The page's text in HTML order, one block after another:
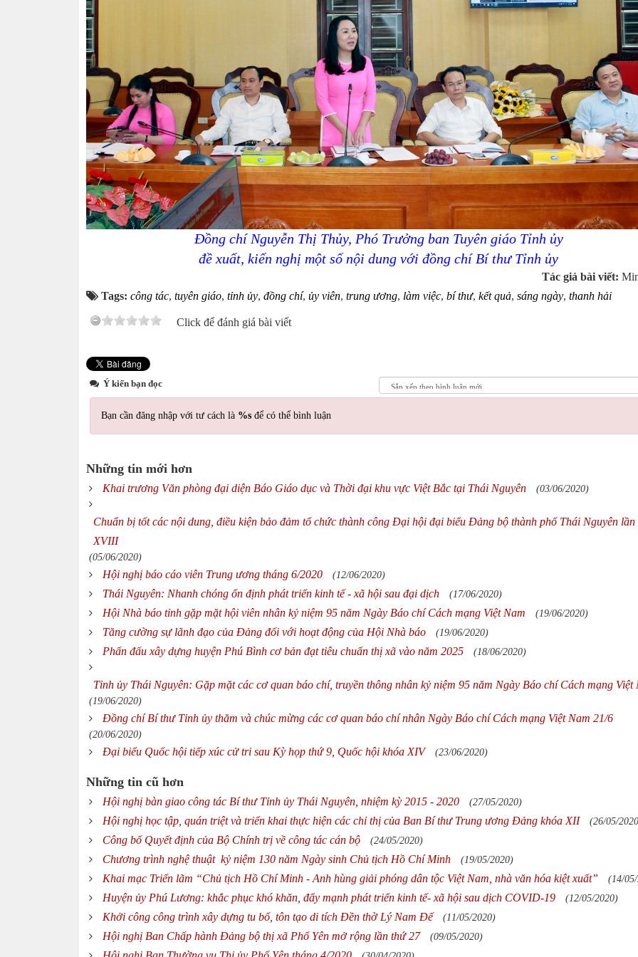
Đồng chí Nguyễn Thị Thủy, Phó Trưởng ban Tuyên giáo Tỉnh ủy
đề xuất, kiến nghị một số nội dung với đồng chí Bí thư Tỉnh ủy
Tác giả bài viết:
Tags: công tác, tuyên giáo, tỉnh ủy, đồng chí, ủy viên, trung ương, làm việc, bí thư, kết quả, sáng ngày, thanh hải
Click để đánh giá bài viết
Ý kiến bạn đọc
Bạn cần đăng nhập với tư cách là %s để có thể bình luận
Những tin mới hơn
Khai trương Văn phòng đại diện Báo Giáo dục và Thời đại khu vực Việt Bắc tại Thái Nguyên (03/06/2020)
Chuẩn bị tốt các nội dung, điều kiện bảo đảm tổ chức thành công Đại hội đại biểu Đảng bộ thành phố Thái Nguyên lần
XVIII
(05/06/2020)
Hội nghị báo cáo viên Trung ương tháng 6/2020 (12/06/2020)
Thái Nguyên: Nhanh chóng ổn định phát triển kinh tế - xã hội sau đại dịch (17/06/2020)
Hội Nhà báo tỉnh gặp mặt hội viên nhân kỷ niệm 95 năm Ngày Báo chí Cách mạng Việt Nam (19/06/2020)
Tăng cường sự lãnh đạo của Đảng đối với hoạt động của Hội Nhà báo (19/06/2020)
Phấn đấu xây dựng huyện Phú Bình cơ bản đạt tiêu chuẩn thị xã vào năm 2025 (18/06/2020)
Tỉnh ủy Thái Nguyên: Gặp mặt các cơ quan báo chí, truyền thông nhân kỷ niệm 95 năm Ngày Báo chí Cách mạng Việt
(19/06/2020)
Đồng chí Bí thư Tỉnh ủy thăm và chúc mừng các cơ quan báo chí nhân Ngày Báo chí Cách mạng Việt Nam 21/6
(20/06/2020)
Đại biểu Quốc hội tiếp xúc cử tri sau Kỳ họp thứ 9, Quốc hội khóa XIV (23/06/2020)
Những tin cũ hơn
Hội nghị bàn giao công tác Bí thư Tỉnh ủy Thái Nguyên, nhiệm kỳ 2015 - 2020 (27/05/2020)
Hội nghị học tập, quán triệt và triển khai thực hiện các chỉ thị của Ban Bí thư Trung ương Đảng khóa XII (26/05/
Công bố Quyết định của Bộ Chính trị về công tác cán bộ (24/05/2020)
Chương trình nghệ thuật kỷ niệm 130 năm Ngày sinh Chủ tịch Hồ Chí Minh (19/05/2020)
Khai mạc Triển lãm “Chủ tịch Hồ Chí Minh - Anh hùng giải phóng dân tộc Việt Nam, nhà văn hóa kiệt xuất” (14/
Huyện ủy Phú Lương: khắc phục khó khăn, đẩy mạnh phát triển kinh tế- xã hội sau dịch COVID-19 (12/05/2020)
Khởi công công trình xây dựng tu bổ, tôn tạo di tích Đền thờ Lý Nam Đế (11/05/2020)
Hội nghị Ban Chấp hành Đảng bộ thị xã Phổ Yên mở rộng lần thứ 27 (09/05/2020)